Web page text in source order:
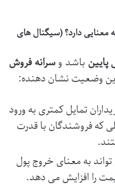
معنایی دارد؟ (سیگنال های
باشد وسرانه فروش
این وضعیت نشان دهنده:
تمایل کمتری به ورود
که فروشندگان با قدرت
به معنای خروج پول
را افزایش می دهد.